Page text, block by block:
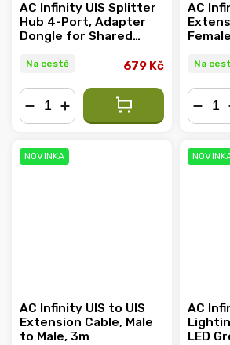
AC Infinity UIS Splitter
Hub 4-Port, Adapter
Dongle for Shared
Na cestě 679 Kč
AC
Na
NOVINKA
AC Infinity UIS to UIS
Extension Cable, Male
to Male, 3m
AC
LED